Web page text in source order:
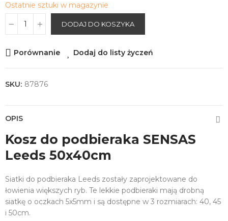
Ostatnie sztuki w magazynie
DODAJ DO KOSZYKA
Porównanie Dodaj do listy życzeń
SKU: 87876
OPIS
Kosz do podbieraka SENSAS
Leeds 50x40cm
Siatki do podbieraka Leeds zostały zaprojektowane do
łowienia większych ryb. Te lekkie podbieraki mają drobną
siatkę o oczkach 5x5mm i są dostępne w 3 rozmiarach: 40, 45
i 50cm.